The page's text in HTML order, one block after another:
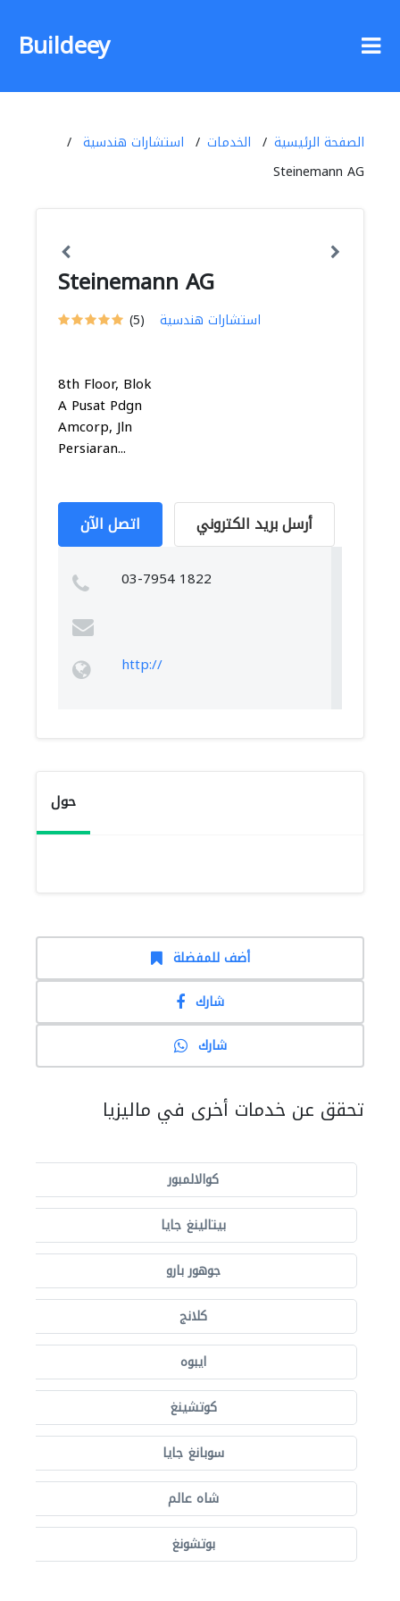
Buildeey
الصفحة الرئيسية الخدمات
استشارات هندسية
Steinemann AG
Steinemann AG
(5) استشارات هندسية
8th Floor, Blok
A Pusat Pdgn
Amcorp, Jln
Persiaran...
اتصل الآن أرسل بريد الكتروني
03-7954 1822
http://
حول
أضف للمفضلة
شارك
شارك
تحقق عن خدمات أخرى في ماليزيا
كوالالمبور
بيتالينغ جايا
جوهور بارو
كلانج
ايبوه
كوتشينغ
سوبانغ جايا
شاه عالم
بوتشونغ